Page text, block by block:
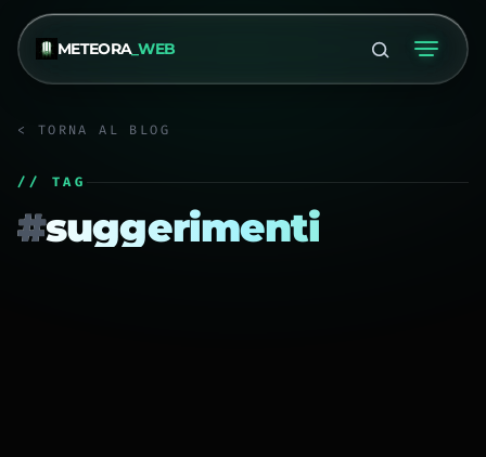
METEORA_WEB
< TORNA AL BLOG
// TAG
#suggerimenti